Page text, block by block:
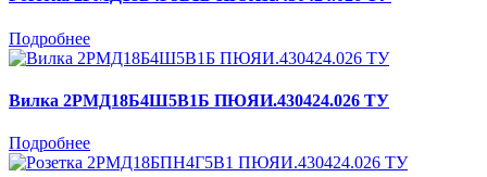
Подробнее
Вилка 2РМД18Б4Ш5В1Б ПЮЯИ.430424.026 ТУ
Подробнее